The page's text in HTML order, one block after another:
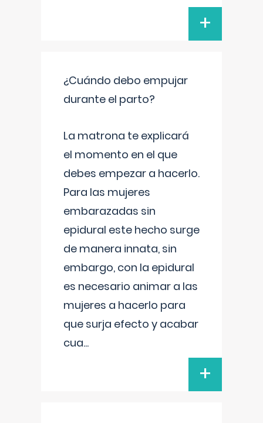
+
¿Cuándo debo empujar
durante el parto?
La matrona te explicará
el momento en el que
debes empezar a hacerlo.
Para las mujeres
embarazadas sin
epidural este hecho surge
de manera innata, sin
embargo, con la epidural
es necesario animar a las
mujeres a hacerlo para
que surja efecto y acabar
cua...
+